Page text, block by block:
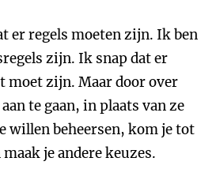
er regels moeten zijn. Ik ben
zijn. Ik snap dat er
moet zijn. Maar door over
te gaan, in plaats van ze
willen beheersen, kom je tot
maak je andere keuzes.